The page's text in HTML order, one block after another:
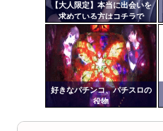
Powered by livedoor 相互RSS
【大人限定】本当に出会いを
求めている方はコチラで
す！！
好きなパチンコ、パチスロの
役物
- 固
定リ
ンク
自動
更新
ツー